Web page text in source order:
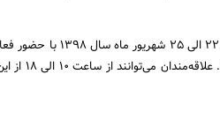
از 22 الی 25 شهریور ماه
فرش در محل دائمی نمایشگاه